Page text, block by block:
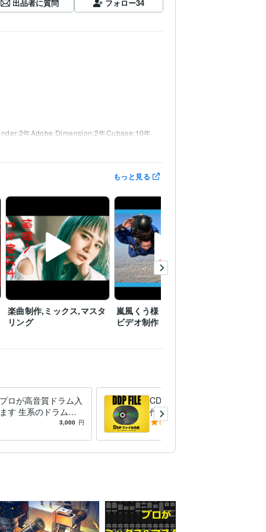
出品者に質問 フォロー34
年Adobe Dimension:2年Cubase:10年
もっと見る
楽曲制作,ミックス,マスタ
リング
嵐風くう様 ミュージック
ビデオ制作
ロが高音質ドラム入
す 生系のドラムか
込み系まで対応3,000 円
CDプレス用DDPファイルの
作成し致します 曲間を丁寧
に調節したDDPファイルの作
5.0